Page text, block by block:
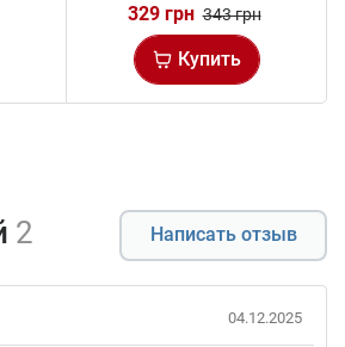
329 грн 343 грн
Купить
2 Написать отзыв
04.12.2025